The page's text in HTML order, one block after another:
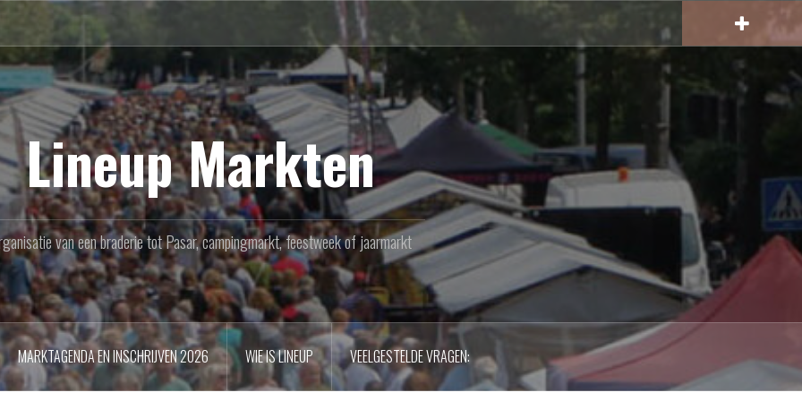
Lineup Markten
van een braderie tot Pasar, campingmarkt, feestweek of jaarmarkt
MARKTAGENDA EN INSCHRIJVEN 2026 WIE IS LINEUP VEELGESTELDE VRAGEN: